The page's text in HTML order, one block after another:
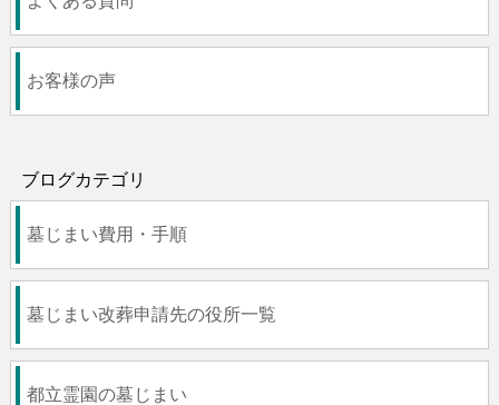
お客様の声
ブログカテゴリ
墓じまい費用・手順
墓じまい改葬申請先の役所一覧
都立霊園の墓じまい